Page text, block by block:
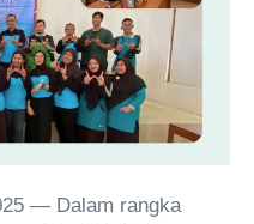
— Dalam rangka